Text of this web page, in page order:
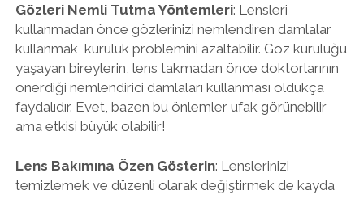
Gözleri Nemli Tutma Yöntemleri: Lensleri
kullanmadan önce gözlerinizi nemlendiren damlalar
kullanmak, kuruluk problemini azaltabilir. Göz kuruluğu
yaşayan bireylerin, lens takmadan önce doktorlarının
önerdiği nemlendirici damlaları kullanması oldukça
faydalıdır. Evet, bazen bu önlemler ufak görünebilir
ama etkisi büyük olabilir!
Lens Bakımına Özen Gösterin: Lenslerinizi
temizlemek ve düzenli olarak değiştirmek de kayda